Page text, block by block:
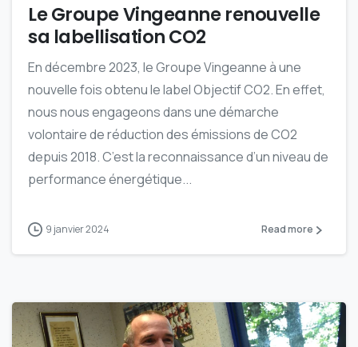
Le Groupe Vingeanne renouvelle
sa labellisation CO2
En décembre 2023, le Groupe Vingeanne à une
nouvelle fois obtenu le label Objectif CO2. En effet,
nous nous engageons dans une démarche
volontaire de réduction des émissions de CO2
depuis 2018. C’est la reconnaissance d’un niveau de
performance énergétique...
9 janvier 2024 Read more